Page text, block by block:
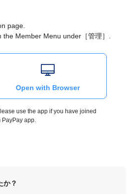
page.
Member Menu under［管理］.
Open with Browser
use the app if you have joined
PayPay app.
か？